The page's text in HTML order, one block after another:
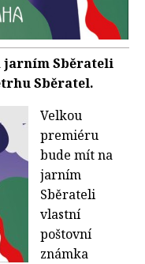
jarním Sběrateli
Sběratel.
Velkou
premiéru
bude mít na
jarním
Sběrateli
vlastní
poštovní
známka